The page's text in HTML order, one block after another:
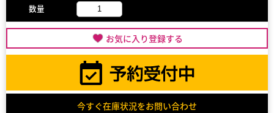
数量
お気に入り登録する
今すぐ在庫状況をお問い合わせ